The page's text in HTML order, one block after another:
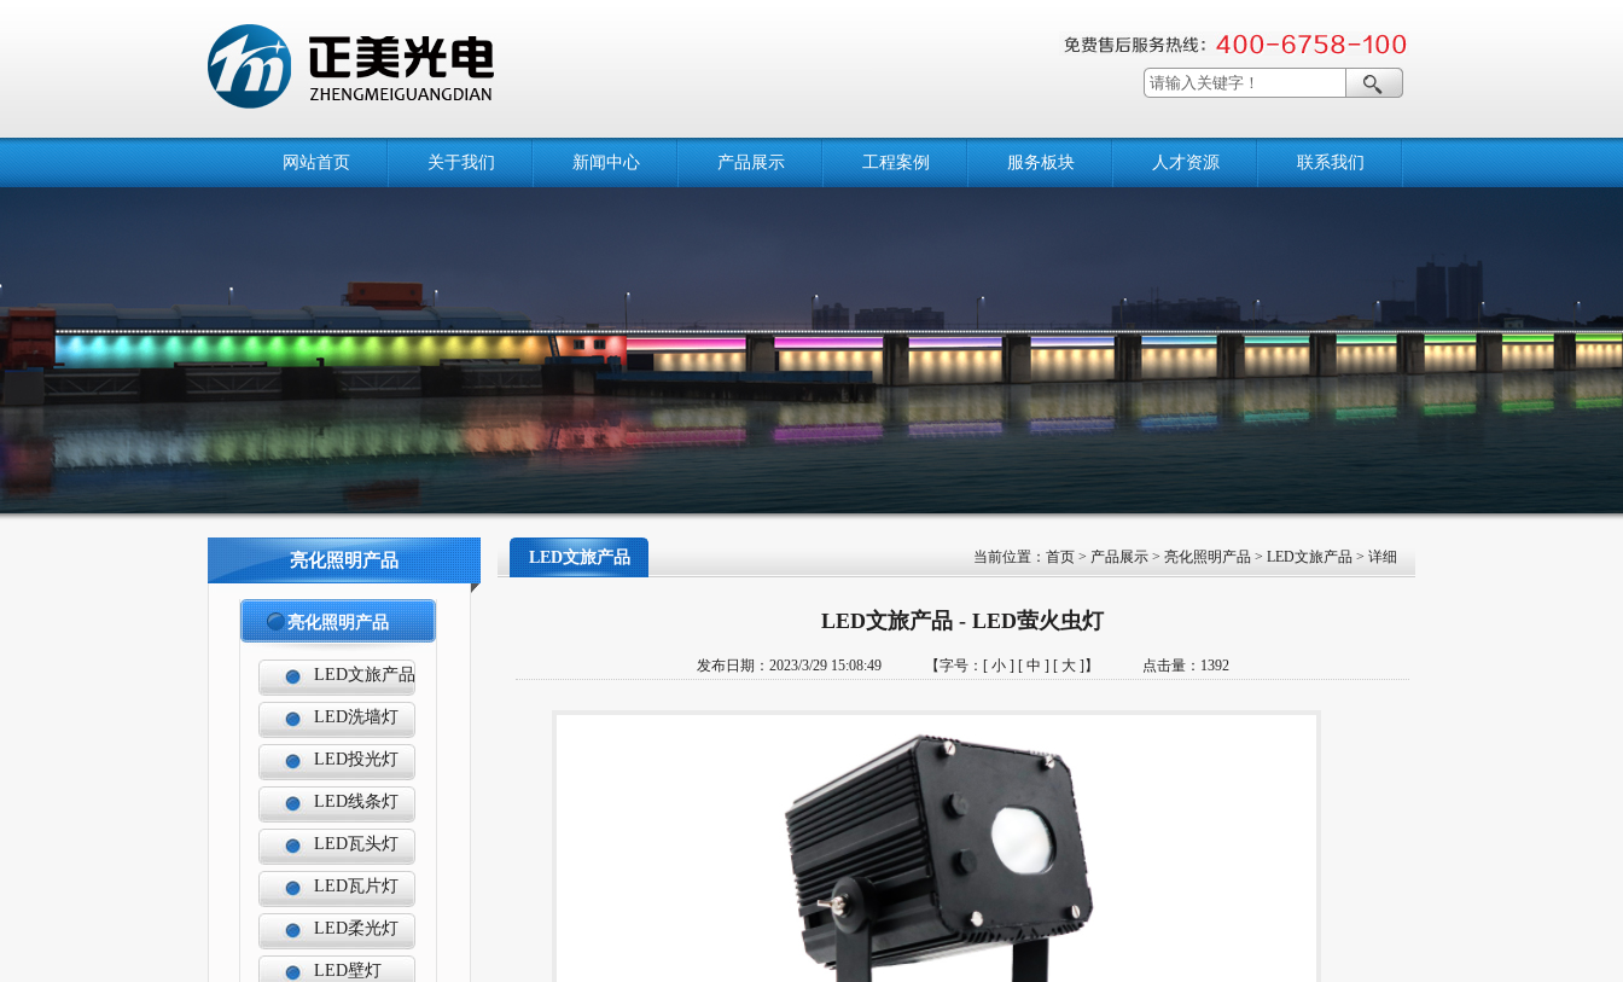
网站首页 关于我们 新闻中心 产品展示 工程案例 服务板块 人才资源 联系我们
亮化照明产品
亮化照明产品
LED文旅产品
LED洗墙灯
LED投光灯
LED线条灯
LED瓦头灯
LED瓦片灯
LED柔光灯
LED壁灯
当前位置： 首页 > 产品展示 > 亮化照明产品 > LED文旅产品 > 详细
LED文旅产品
LED文旅产品 - LED萤火虫灯
发布日期：2023/3/29 15:08:49 【字号： [ 小 ] [ 中 ] [ 大 ] 】 点击量：1392